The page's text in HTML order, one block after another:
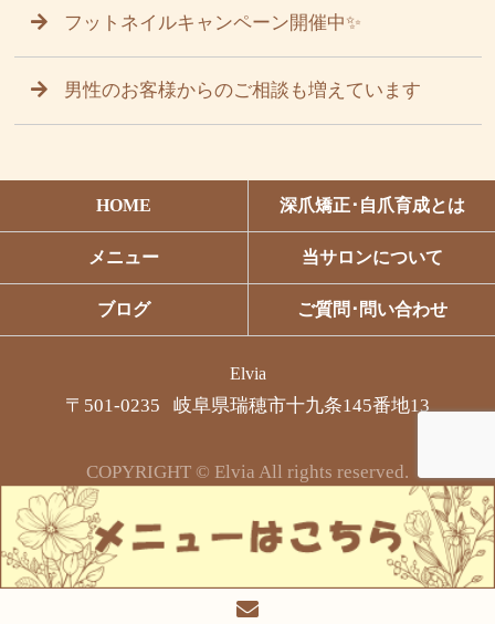
フットネイルキャンペーン開催中✨
男性のお客様からのご相談も増えています
HOME 深爪矯正･自爪育成とは
メニュー 当サロンについて
ブログ ご質問･問い合わせ
Elvia
〒501-0235 岐阜県瑞穂市十九条145番地13
COPYRIGHT © Elvia All rights reserved.